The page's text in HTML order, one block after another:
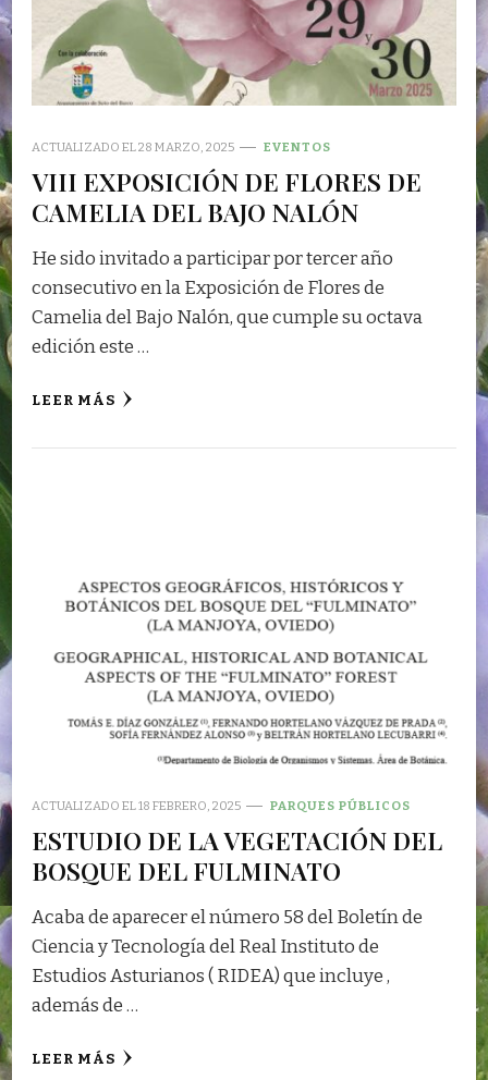
ACTUALIZADO EL28 MARZO, 2025 EVENTOS
VIII EXPOSICIÓN DE FLORES DE
CAMELIA DEL BAJO NALÓN
He sido invitado a participar por tercer año
consecutivo en la Exposición de Flores de
Camelia del Bajo Nalón, que cumple su octava
edición este …
LEER MÁS
ACTUALIZADO EL18 FEBRERO, 2025 PARQUES PÚBLICOS
ESTUDIO DE LA VEGETACIÓN DEL
BOSQUE DEL FULMINATO
Acaba de aparecer el número 58 del Boletín de
Ciencia y Tecnología del Real Instituto de
Estudios Asturianos ( RIDEA) que incluye ,
además de …
LEER MÁS